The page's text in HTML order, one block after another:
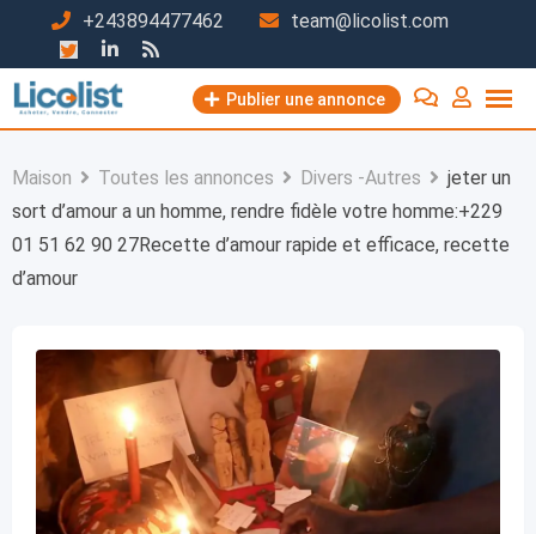
contenu
+243894477462 team@licolist.com
Publier une annonce
Maison Toutes les annonces Divers -Autres
jeter un
sort d’amour a un homme, rendre fidèle votre homme:+229
01 51 62 90 27Recette d’amour rapide et efficace, recette
d’amour